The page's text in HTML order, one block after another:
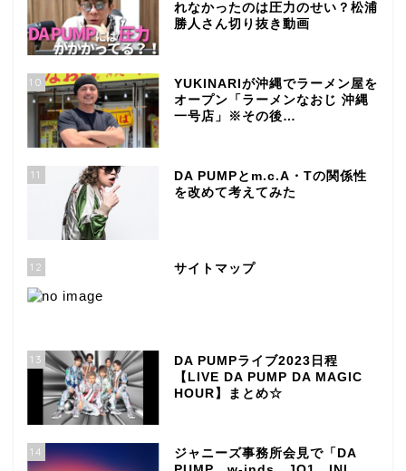
れなかったのは圧力のせい？松浦
勝人さん切り抜き動画
10
YUKINARIが沖縄でラーメン屋を
オープン「ラーメンなおじ 沖縄
一号店」※その後…
11
DA PUMPとm.c.A・Tの関係性
を改めて考えてみた
12 サイトマップ
13
DA PUMPライブ2023日程
【LIVE DA PUMP DA MAGIC
HOUR】まとめ☆
14
ジャニーズ事務所会見で「DA
テレビ
ラジオ
メゾン・ド・ミュージック